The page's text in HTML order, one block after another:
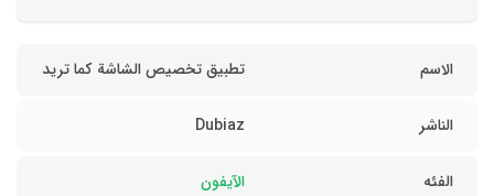
الاسم تطبيق تخصيص الشاشة كما تريد
الناشر Dubiaz
الفئه الآيفون